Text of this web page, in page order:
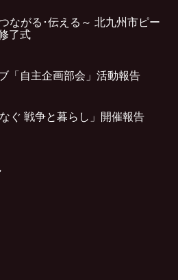
ながる･伝える～ 北九州市ピー
了式
「自主企画部会」活動報告
ぐ 戦争と暮らし」開催報告